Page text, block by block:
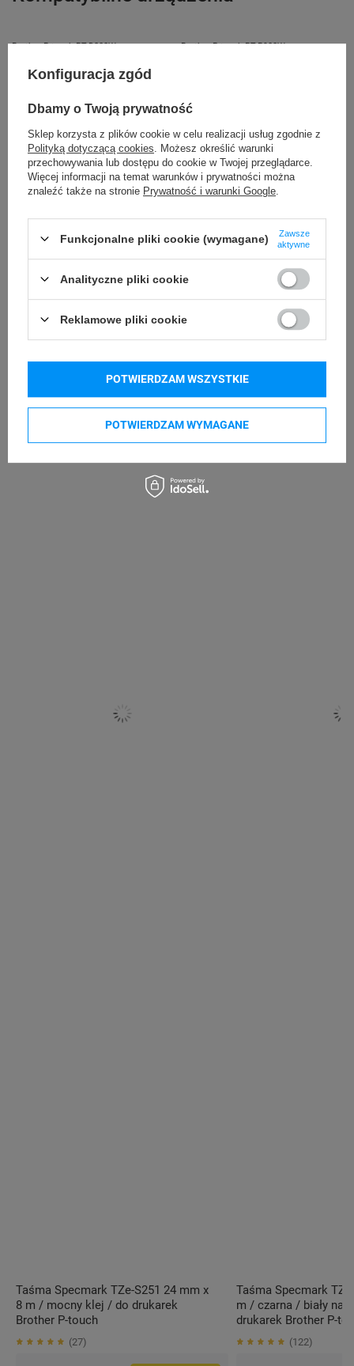
Brother P-touch PT-D800W Brother P-touch PT-P900Wc
Brother P-touch PT-P950NW
Kupowane razem
Taśma Specmark TZe-S251 24 mm x
8 m / mocny klej / do drukarek
Brother P-touch
27
Taśma Specmark
m / czarna / biały
drukarek Brother P-
122
Konfiguracja zgód
Dbamy o Twoją prywatność
Sklep korzysta z plików cookie w celu realizacji usług zgodnie z
Polityką dotyczącą cookies . Możesz określić warunki
przechowywania lub dostępu do cookie w Twojej przeglądarce.
Więcej informacji na temat warunków i prywatności można
znaleźć także na stronie Prywatność i warunki Google
Funkcjonalne pliki cookie (wymagane)
Zawsze
aktywne
Analityczne pliki cookie
Reklamowe pliki cookie
POTWIERDZAM WYMAGANE
POTWIERDZAM WSZYSTKIE